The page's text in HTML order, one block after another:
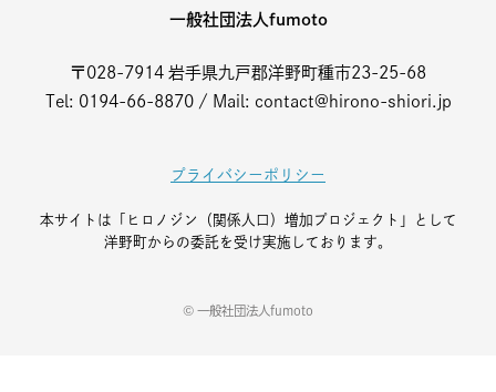
一般社団法人fumoto
〒028-7914 岩手県九戸郡洋野町種市23-25-68
Tel: 0194-66-8870 / Mail: contact@hirono-shiori.jp
プライバシーポリシー
本サイトは「ヒロノジン（関係人口）増加プロジェクト」として
洋野町からの委託を受け実施しております。
© 一般社団法人fumoto